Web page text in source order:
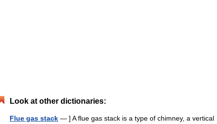
Look at other dictionaries:
Flue gas stack — ] A flue gas stack is a type of chimney, a vertical